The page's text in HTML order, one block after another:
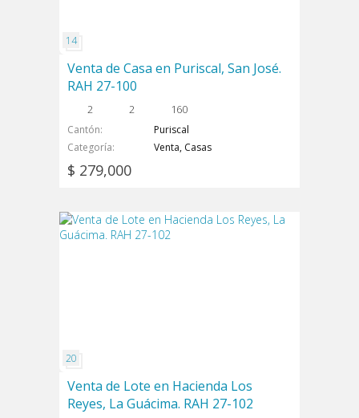
Venta de Casa en Puriscal, San José.
RAH 27-100
2 2 160
Cantón
Puriscal
Categoría
Venta, Casas
$ 279,000
Venta de Lote en Hacienda Los
Reyes, La Guácima. RAH 27-102